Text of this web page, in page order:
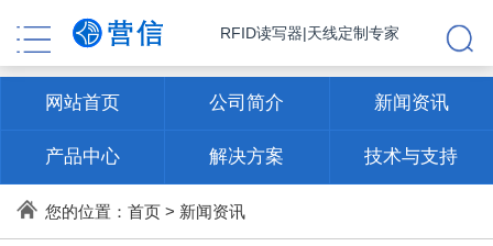
RFID读写器|天线定制专家
网站首页 公司简介 新闻资讯
产品中心 解决方案 技术与支持
联系方式
您的位置： 首页> 新闻资讯